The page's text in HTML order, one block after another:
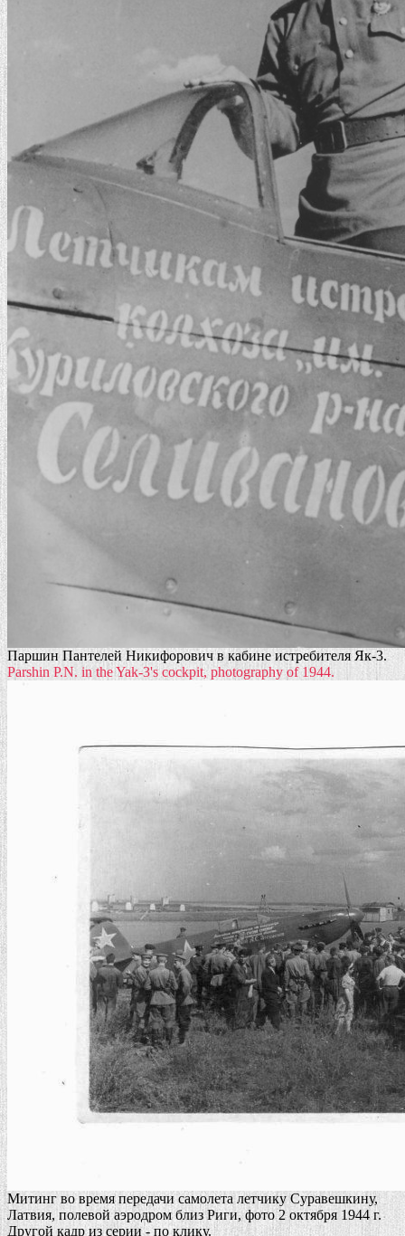
Паршин Пантелей Никифорович в кабине истребителя Як-3.
Parshin P.N. in the Yak-3's cockpit, photography of 1944.
Митинг во время передачи самолета летчику Суравешкину,
Латвия, полевой аэродром близ Риги, фото 2 октября 1944 г.
Другой кадр из серии - по клику.